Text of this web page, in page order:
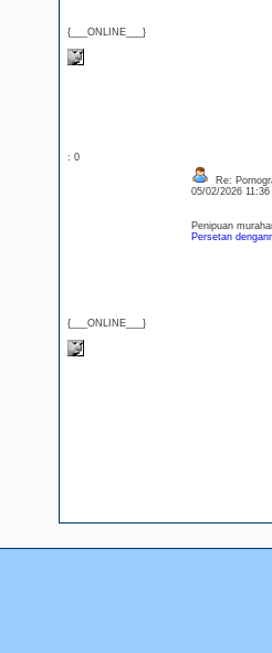
{___ONLINE___}
: 0
{___ONLINE___}
Re:
05/02/2026
Penipuan
Persetan